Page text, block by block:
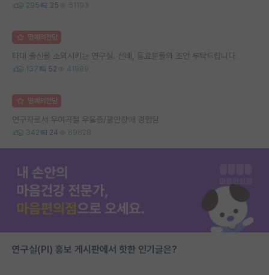
295 35 51193
명예의전당
타대 출신을 소외시키는 연구실. 선배, 동료분들의 조언 부탁드립니다.
137 52 41989
명예의전당
연구자로서 우여곡절 우울증/불안장애 경험담
342 24 69628
연구실(PI) 홍보 게시판에서 핫한 인기글은?